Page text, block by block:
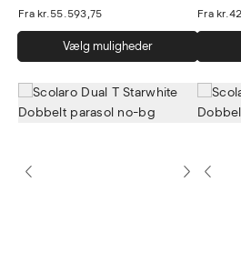
Frakr.55.593,75
Vælg muligheder
vare
har
flere
vælges
Frakr.